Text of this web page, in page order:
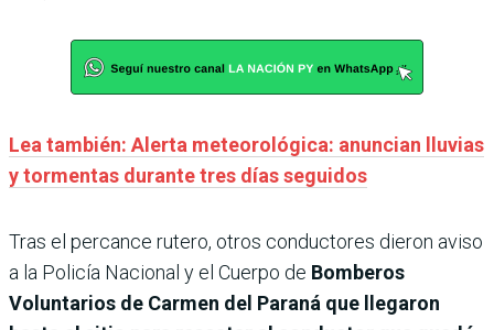
Lea también: Alerta meteorológica: anuncian lluvias
y tormentas durante tres días seguidos
Tras el percance rutero, otros conductores dieron aviso
a la Policía Nacional y el Cuerpo de Bomberos
Voluntarios de Carmen del Paraná que llegaron